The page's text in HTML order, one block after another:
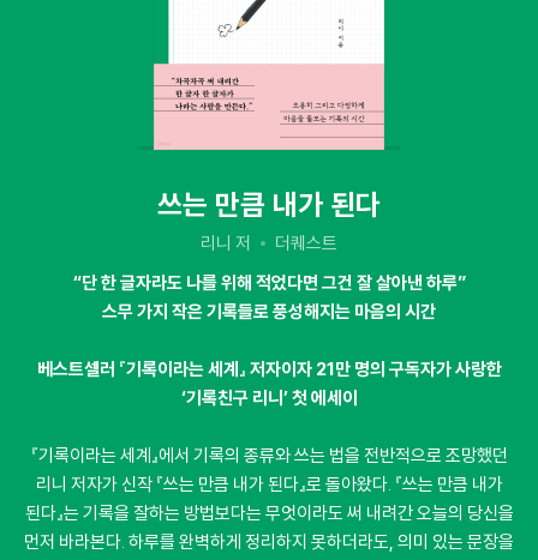
쓰는 만큼 내가 된다
리니 저
더퀘스트
“단 한 글자라도 나를 위해 적었다면 그건 잘 살아낸 하루”
스무 가지 작은 기록들로 풍성해지는 마음의 시간
베스트셀러 『기록이라는 세계』 저자이자 21만 명의 구독자가 사랑한
‘기록친구 리니’ 첫 에세이
『기록이라는 세계』에서 기록의 종류와 쓰는 법을 전반적으로 조망했던
리니 저자가 신작 『쓰는 만큼 내가 된다』로 돌아왔다. 『쓰는 만큼 내가
된다』는 기록을 잘하는 방법보다는 무엇이라도 써 내려간 오늘의 당신을
먼저 바라본다. 하루를 완벽하게 정리하지 못하더라도, 의미 있는 문장을